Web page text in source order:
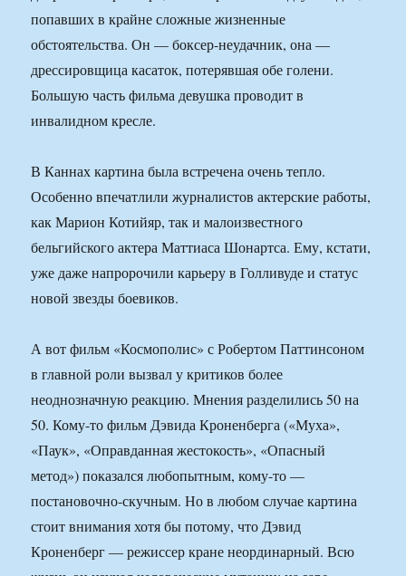
попавших в крайне сложные жизненные
обстоятельства. Он — боксер-неудачник, она —
дрессировщица касаток, потерявшая обе голени.
Большую часть фильма девушка проводит в
инвалидном кресле.
В Каннах картина была встречена очень тепло.
Особенно впечатлили журналистов актерские работы,
как Марион Котийяр, так и малоизвестного
бельгийского актера Маттиаса Шонартса. Ему, кстати,
уже даже напророчили карьеру в Голливуде и статус
новой звезды боевиков.
А вот фильм «Космополис» с Робертом Паттинсоном
в главной роли вызвал у критиков более
неоднозначную реакцию. Мнения разделились 50 на
50. Кому-то фильм Дэвида Кроненберга («Муха»,
«Паук», «Оправданная жестокость», «Опасный
метод») показался любопытным, кому-то —
постановочно-скучным. Но в любом случае картина
стоит внимания хотя бы потому, что Дэвид
Кроненберг — режиссер кране неординарный. Всю